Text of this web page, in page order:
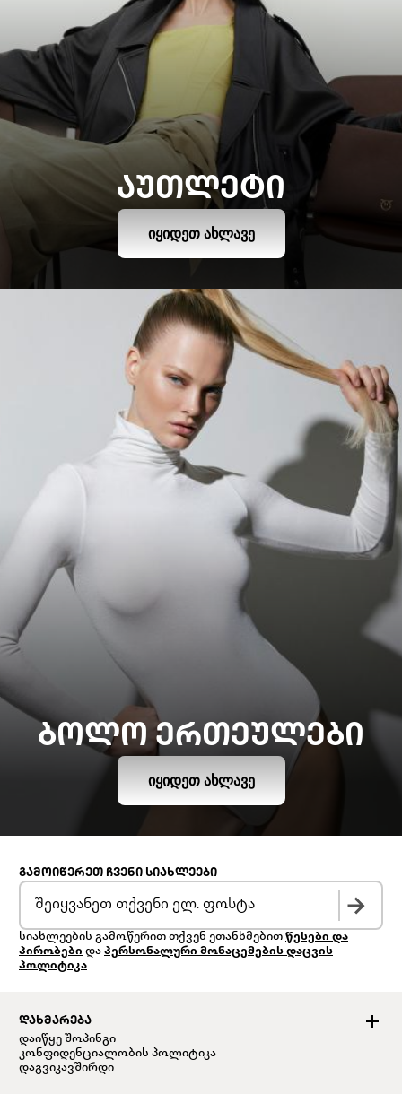
ᲐᲣᲗᲚᲔᲢᲘ
ᲘᲧᲘᲓᲔᲗ ᲐᲮᲚᲐᲕᲔ
ᲑᲝᲚᲝ ᲔᲠᲗᲔᲣᲚᲔᲑᲘ
ᲘᲧᲘᲓᲔᲗ ᲐᲮᲚᲐᲕᲔ
ᲓᲐᲮᲛᲐᲠᲔᲑᲐ
დაიწყე შოპინგი
კონფიდენციალობის პოლიტიკა
დაგვიკავშირდი
ᲒᲐᲛᲝᲘᲬᲔᲠᲔᲗ ᲩᲕᲔᲜᲘ ᲡᲘᲐᲮᲚᲔᲔᲑᲘ
სიახლეების გამოწერით თქვენ ეთანხმებით წესები და
პირობები და პერსონალური მონაცემების დაცვის
პოლიტიკა